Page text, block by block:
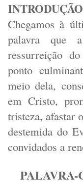
INTRODUÇÃO
Chegamos à
palavra que
ressurreição
ponto
meio dela,
em Cristo,
tristeza, afastar
destemida do
convidados a
PALAVRA-